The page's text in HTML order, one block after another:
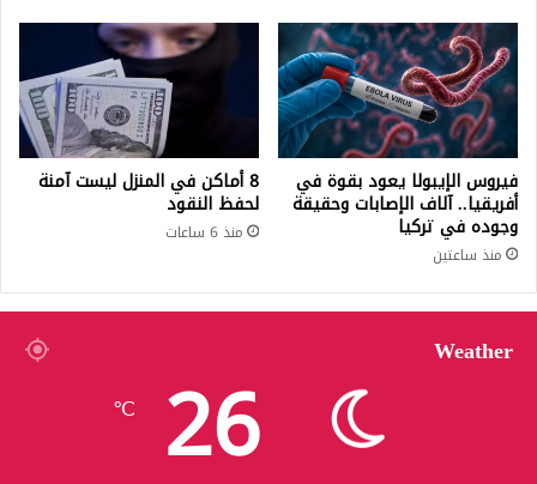
فيروس الإيبولا يعود بقوة في
أفريقيا.. آلاف الإصابات وحقيقة
وجوده في تركيا
منذ ساعتين
8 أماكن في المنزل ليست آمنة
لحفظ النقود
منذ 6 ساعات
Weather
26
℃